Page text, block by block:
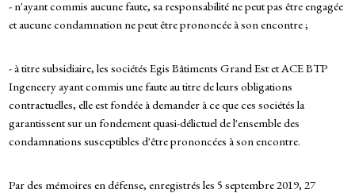
- n'ayant commis aucune faute, sa responsabilité ne peut pas être engagée
et aucune condamnation ne peut être prononcée à son encontre ;
- à titre subsidiaire, les sociétés Egis Bâtiments Grand Est et ACE BTP
Ingeneery ayant commis une faute au titre de leurs obligations
contractuelles, elle est fondée à demander à ce que ces sociétés la
garantissent sur un fondement quasi-délictuel de l'ensemble des
condamnations susceptibles d'être prononcées à son encontre.
Par des mémoires en défense, enregistrés les 5 septembre 2019, 27